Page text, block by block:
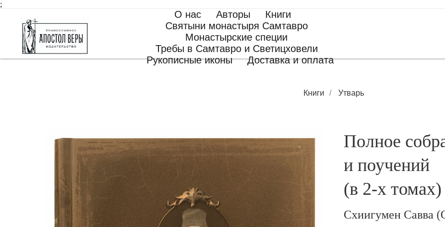
;
О нас Авторы
Книги
Святыни монастыря Самтавро
Монастырские специи
Требы в Самтавро и Светицховели
Рукописные иконы
Доставка и оплата
Книги / Утварь
Полное
и поучений
(в 2-х томах)
Схиигумен Савва